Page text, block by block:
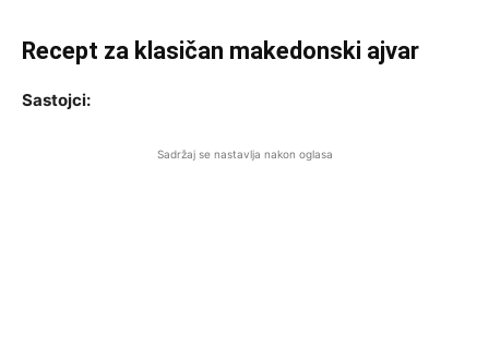
Recept za klasičan makedonski ajvar
Sastojci:
Sadržaj se nastavlja nakon oglasa